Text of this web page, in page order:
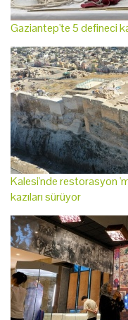
Gaziantep'te 5 defineci
Kalesi'nde restorasyon
kazıları sürüyor